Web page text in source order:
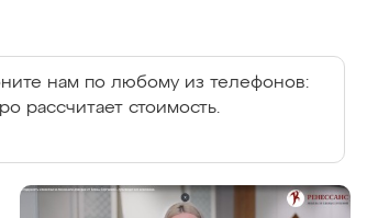
нам по любому из телефонов:
рассчитает стоимость.